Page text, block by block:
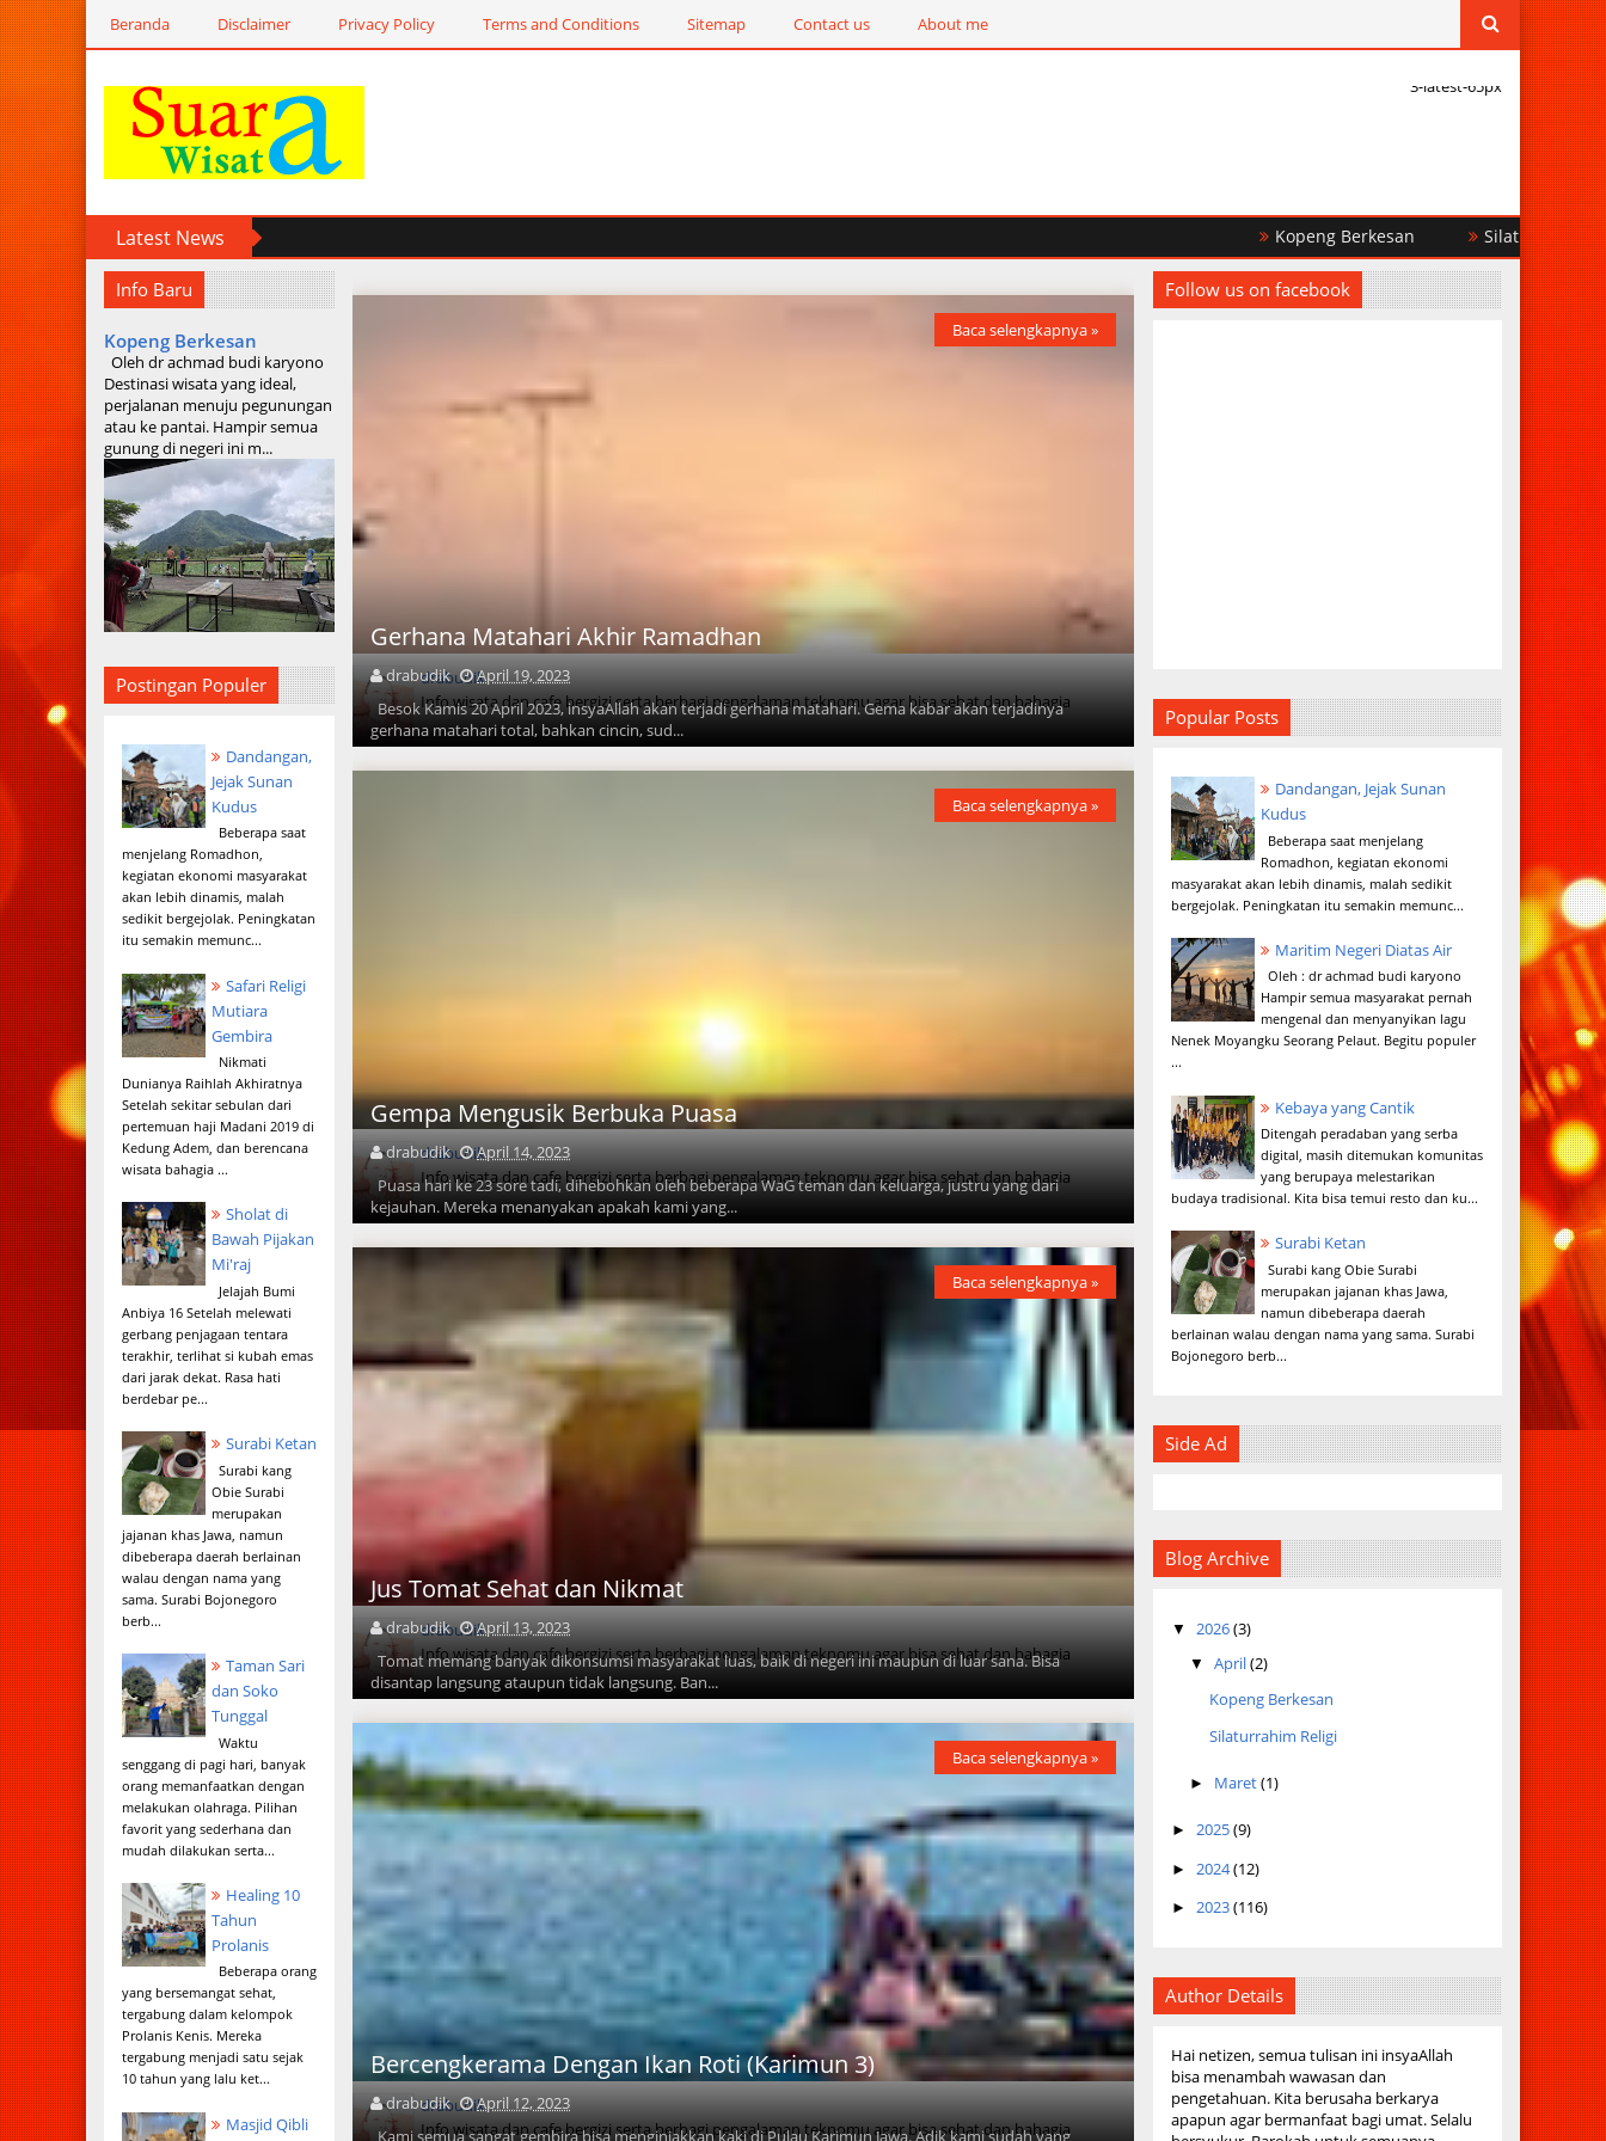
Beranda Disclaimer Privacy Policy Terms and Conditions Sitemap Contact us About me
3-latest-65px
Latest News Kopeng Berkesan Silaturrahim Religi
Info Baru
Kopeng Berkesan
Oleh dr achmad budi karyono
Destinasi wisata yang ideal,
perjalanan menuju pegunungan
atau ke pantai. Hampir semua
gunung di negeri ini m...
Postingan Populer
Dandangan,
Jejak Sunan
Kudus
Beberapa saat
menjelang Romadhon,
kegiatan ekonomi masyarakat
akan lebih dinamis, malah
sedikit bergejolak. Peningkatan
itu semakin memunc...
Safari Religi
Mutiara
Gembira
Nikmati
Dunianya Raihlah Akhiratnya
Setelah sekitar sebulan dari
pertemuan haji Madani 2019 di
Kedung Adem, dan berencana
wisata bahagia ...
Sholat di
Bawah Pijakan
Mi'raj
Jelajah Bumi
Anbiya 16 Setelah melewati
gerbang penjagaan tentara
terakhir, terlihat si kubah emas
dari jarak dekat. Rasa hati
berdebar pe...
Surabi Ketan
Surabi kang
Obie Surabi
merupakan
jajanan khas Jawa, namun
dibeberapa daerah berlainan
walau dengan nama yang
sama. Surabi Bojonegoro
berb...
Taman Sari
dan Soko
Tunggal
Waktu
senggang di pagi hari, banyak
orang memanfaatkan dengan
melakukan olahraga. Pilihan
favorit yang sederhana dan
mudah dilakukan serta...
Healing 10
Tahun
Prolanis
Beberapa orang
yang bersemangat sehat,
tergabung dalam kelompok
Prolanis Kenis. Mereka
tergabung menjadi satu sejak
10 tahun yang lalu ket...
Masjid Qibli
Gerhana Matahari Akhir Ramadhan
drabudik
April 19, 2023
Besok Kamis 20 April 2023, insyaAllah akan terjadi gerhana matahari. Gema kabar akan terjadinya
gerhana matahari total, bahkan cincin, sud...
Baca selengkapnya »
drabudik
Info wisata dan cafe bergizi serta berbagi pengalaman teknomu agar bisa sehat dan bahagia
Gempa Mengusik Berbuka Puasa
drabudik
April 14, 2023
Puasa hari ke 23 sore tadi, dihebohkan oleh beberapa WaG teman dan keluarga, justru yang dari
kejauhan. Mereka menanyakan apakah kami yang...
Baca selengkapnya »
drabudik
Info wisata dan cafe bergizi serta berbagi pengalaman teknomu agar bisa sehat dan bahagia
Jus Tomat Sehat dan Nikmat
drabudik
April 13, 2023
Tomat memang banyak dikonsumsi masyarakat luas, baik di negeri ini maupun di luar sana. Bisa
disantap langsung ataupun tidak langsung. Ban...
Baca selengkapnya »
drabudik
Info wisata dan cafe bergizi serta berbagi pengalaman teknomu agar bisa sehat dan bahagia
Bercengkerama Dengan Ikan Roti (Karimun 3)
drabudik
April 12, 2023
Kami semua sangat gembira bisa menginjakkan kaki di Pulau Karimun Jawa. Adik kami sudah yang
Baca selengkapnya »
drabudik
Info wisata dan cafe bergizi serta berbagi pengalaman teknomu agar bisa sehat dan bahagia
Follow us on facebook
Popular Posts
Dandangan, Jejak Sunan
Kudus
Beberapa saat menjelang
Romadhon, kegiatan ekonomi
masyarakat akan lebih dinamis, malah sedikit
bergejolak. Peningkatan itu semakin memunc...
Maritim Negeri Diatas Air
Oleh : dr achmad budi karyono
Hampir semua masyarakat pernah
mengenal dan menyanyikan lagu
Nenek Moyangku Seorang Pelaut. Begitu populer
...
Kebaya yang Cantik
Ditengah peradaban yang serba
digital, masih ditemukan komunitas
yang berupaya melestarikan
budaya tradisional. Kita bisa temui resto dan ku...
Surabi Ketan
Surabi kang Obie Surabi
merupakan jajanan khas Jawa,
namun dibeberapa daerah
berlainan walau dengan nama yang sama. Surabi
Bojonegoro berb...
Side Ad
Blog Archive
▼ 2026(3)
▼ April(2)
Kopeng Berkesan
Silaturrahim Religi
► Maret(1)
► 2025(9)
► 2024(12)
► 2023(116)
Author Details
Hai netizen, semua tulisan ini insyaAllah
bisa menambah wawasan dan
pengetahuan. Kita berusaha berkarya
apapun agar bermanfaat bagi umat. Selalu